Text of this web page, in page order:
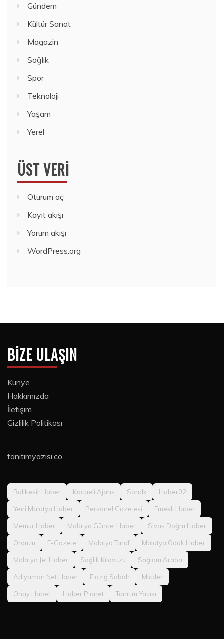
Gündem
Kültür Sanat
Magazin
Sağlık
Spor
Teknoloji
Yaşam
Yerel
ÜST VERI
Oturum aç
Kayıt akışı
Yorum akışı
WordPress.org
BIZE ULAŞIN
Künye
Hakkımızda
İletişim
Gizlilik Politikası
tanitimyazisi.co
Balıkesir Haber Kocaeli Ajans Sondk Haber02
Yeni Malatya Haber Personel Gazetesi Emekli Haber
Memur Haber Malatya Güncel Haber Sivas Doğru Haber
Orduzu E-Gazete Malatya Taraf Malatya Odak Haber
Malatya Jet Haber Sağlık Kılavuzu Sağlam Araba
Adıyaman Net Haber Elazığ Sabah Micder
Onay Haber Haber Planet Tanıtım Yazısı